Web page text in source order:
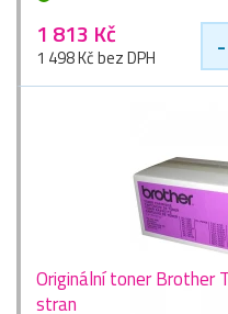
1 813 Kč
1 498 Kč bez DPH -
Originální toner
stran